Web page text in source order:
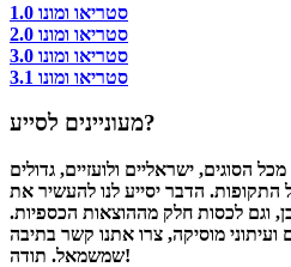
סטריאו ומונו 1.0
סטריאו ומונו 2.0
סטריאו ומונו 3.0
סטריאו ומונו 3.1
מעוניינים לסייע?
הסוגים, ישראליים ולועזיים, גדולים
התקופות. הדבר יסייע לנו להעשיר את
וגם לכסות חלק מההוצאות הכספיות.
ועיתוני מוסיקה, צרו אתנו קשר בתיבה
שמשמאל. תודה!